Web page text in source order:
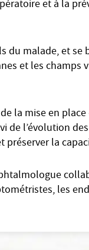
et à la
malade, et se
et les
la mise en
de l’évolution
la
les